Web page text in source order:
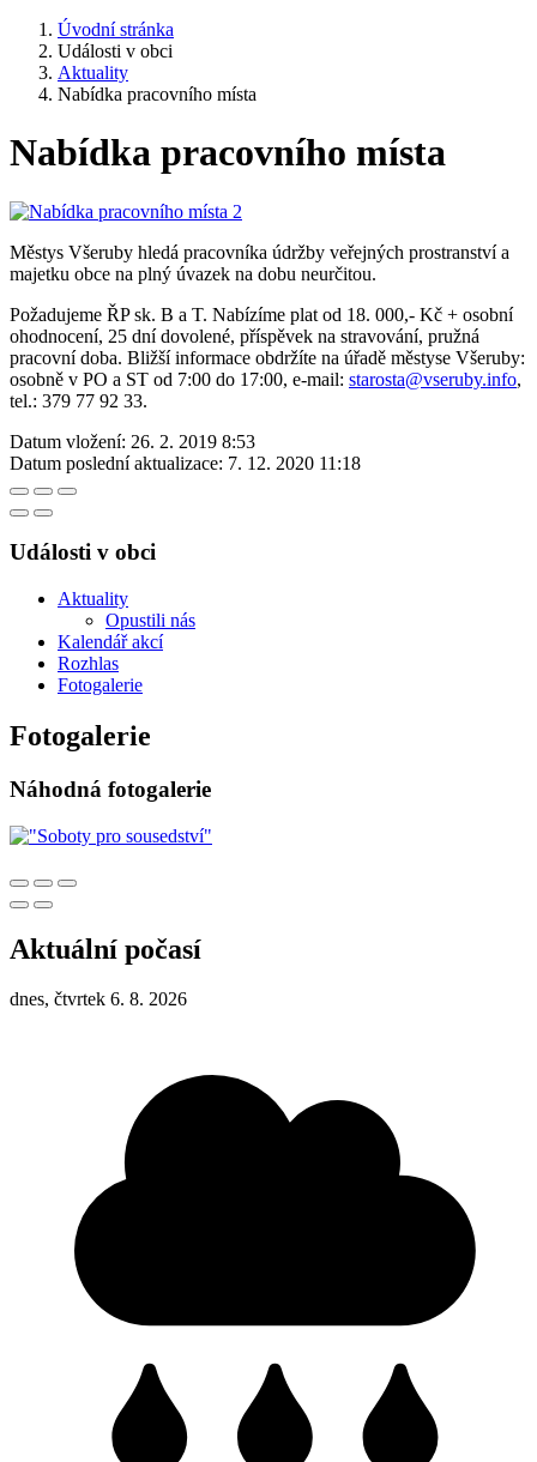
Úvodní stránka
Události v obci
Aktuality
Nabídka pracovního místa
Nabídka pracovního místa
Městys Všeruby hledá pracovníka údržby veřejných prostranství a
majetku obce na plný úvazek na dobu neurčitou.
Požadujeme ŘP sk. B a T. Nabízíme plat od 18. 000,- Kč + osobní
ohodnocení, 25 dní dovolené, příspěvek na stravování, pružná
pracovní doba. Bližší informace obdržíte na úřadě městyse Všeruby:
osobně v PO a ST od 7:00 do 17:00, e-mail: starosta@vseruby.info,
tel.: 379 77 92 33.
Datum vložení: 26. 2. 2019 8:53
Datum poslední aktualizace: 7. 12. 2020 11:18
Události v obci
Aktuality
Opustili nás
Kalendář akcí
Rozhlas
Fotogalerie
Fotogalerie
Náhodná fotogalerie
Aktuální počasí
dnes, čtvrtek 6. 8. 2026